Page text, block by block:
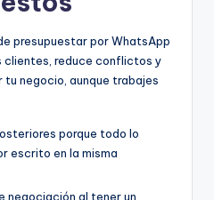
presupuestar por WhatsApp
clientes, reduce conflictos y
negocio, aunque trabajes
porque todo lo
escrito en la misma
negociación al tener un